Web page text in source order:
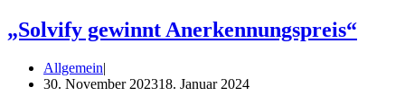
England
„Solvify gewinnt Anerkennungspreis“
Allgemein
30. November 202318. Januar 2024